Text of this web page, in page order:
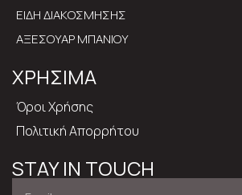
ΕΙΔΗ ΔΙΑΚΟΣΜΗΣΗΣ
ΑΞΕΣΟΥΑΡ ΜΠΑΝΙΟΥ
ΧΡΗΣΙΜΑ
Όροι Χρήσης
Πολιτική Απορρήτου
STAY IN TOUCH